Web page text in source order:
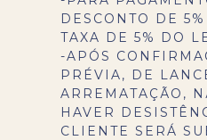
DESCONTO DE
TAXA DE 5% DO
-APÓS
PRÉVIA, DE
ARREMATAÇÃO,
HAVER
CLIENTE SERÁ